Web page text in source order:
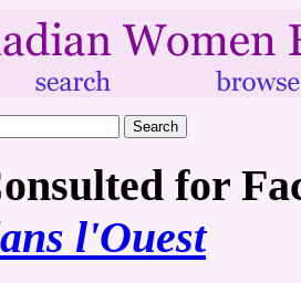
for
l'Ouest